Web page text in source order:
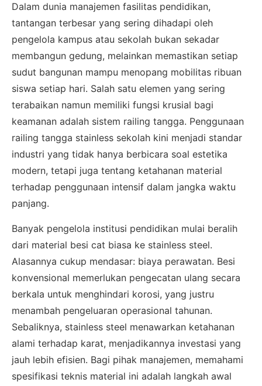
Dalam dunia manajemen fasilitas pendidikan,
tantangan terbesar yang sering dihadapi oleh
pengelola kampus atau sekolah bukan sekadar
membangun gedung, melainkan memastikan setiap
sudut bangunan mampu menopang mobilitas ribuan
siswa setiap hari. Salah satu elemen yang sering
terabaikan namun memiliki fungsi krusial bagi
keamanan adalah sistem railing tangga. Penggunaan
railing tangga stainless sekolah kini menjadi standar
industri yang tidak hanya berbicara soal estetika
modern, tetapi juga tentang ketahanan material
terhadap penggunaan intensif dalam jangka waktu
panjang.
Banyak pengelola institusi pendidikan mulai beralih
dari material besi cat biasa ke stainless steel.
Alasannya cukup mendasar: biaya perawatan. Besi
konvensional memerlukan pengecatan ulang secara
berkala untuk menghindari korosi, yang justru
menambah pengeluaran operasional tahunan.
Sebaliknya, stainless steel menawarkan ketahanan
alami terhadap karat, menjadikannya investasi yang
jauh lebih efisien. Bagi pihak manajemen, memahami
spesifikasi teknis material ini adalah langkah awal